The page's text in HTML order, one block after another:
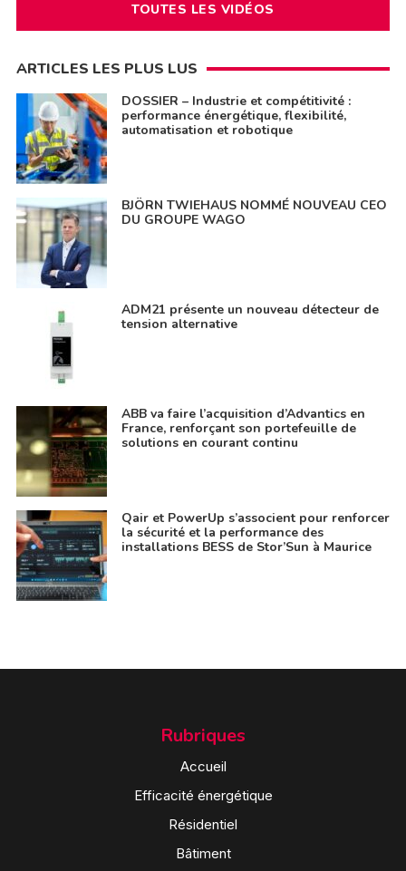
TOUTES LES VIDÉOS
ARTICLES LES PLUS LUS
DOSSIER – Industrie et compétitivité :
performance énergétique, flexibilité,
automatisation et robotique
BJÖRN TWIEHAUS NOMMÉ NOUVEAU CEO
DU GROUPE WAGO
ADM21 présente un nouveau détecteur de
tension alternative
ABB va faire l’acquisition d’Advantics en
France, renforçant son portefeuille de
solutions en courant continu
Qair et PowerUp s’associent pour renforcer
la sécurité et la performance des
installations BESS de Stor’Sun à Maurice
Rubriques
Accueil
Efficacité énergétique
Résidentiel
Bâtiment